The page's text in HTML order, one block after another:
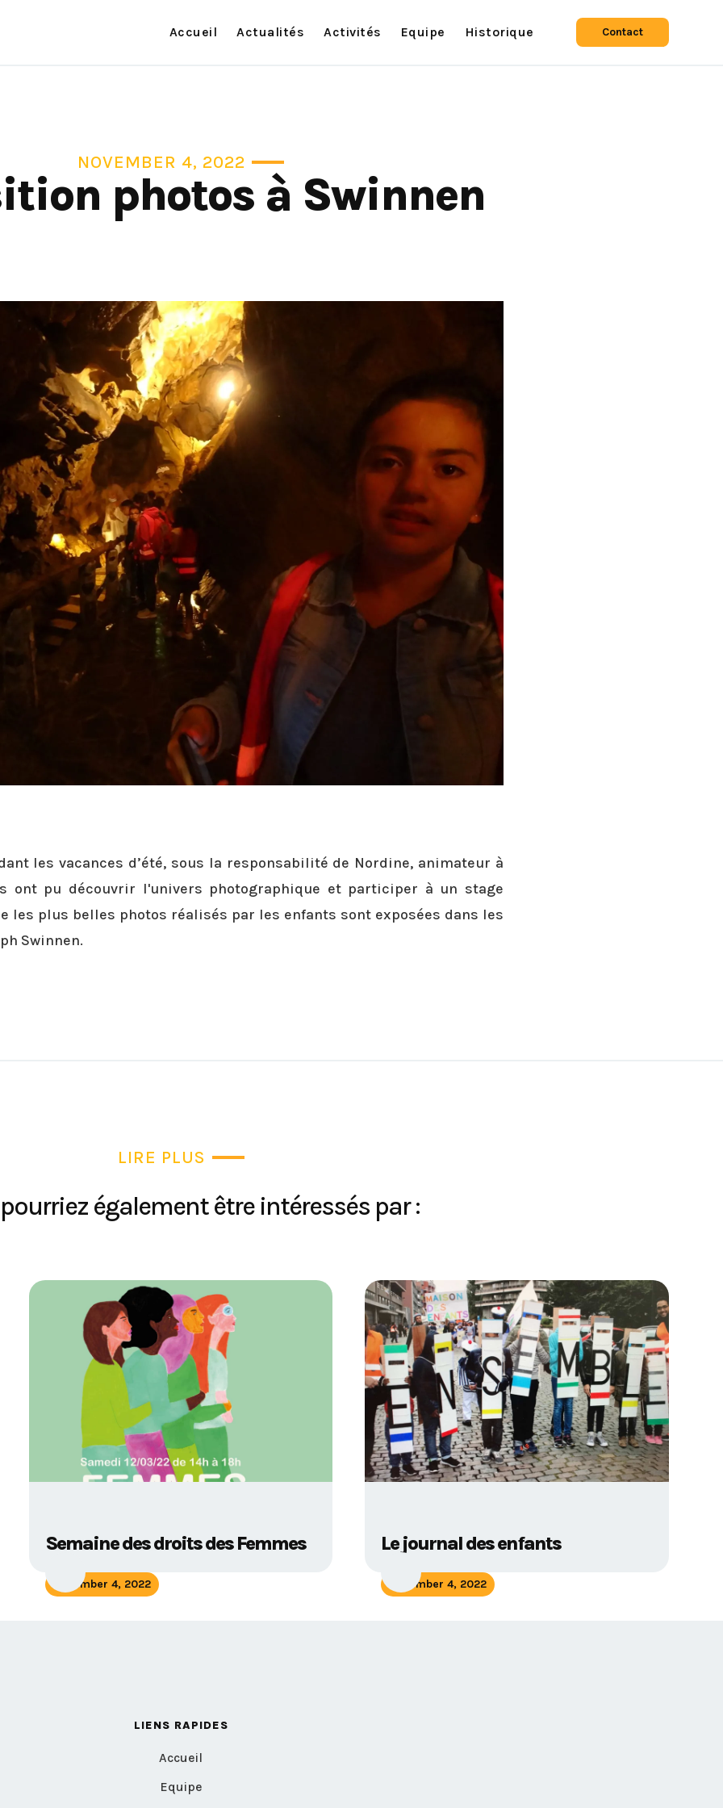
Accueil Actualités Activités Equipe Historique Contact
NOVEMBER 4, 2022
photos à Swinnen
les vacances d’été, sous la responsabilité de Nordine, animateur à
ont pu découvrir l'univers photographique et participer à un stage
les plus belles photos réalisés par les enfants sont exposées dans les
Swinnen.
LIRE PLUS
également être intéressés par :
Semaine des droits des Femmes
November 4, 2022
Le journal des enfants
November 4, 2022
LIENS RAPIDES
Accueil
Equipe